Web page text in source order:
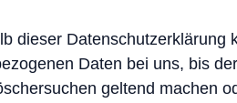
dieser
Daten bei uns, bis
geltend machen